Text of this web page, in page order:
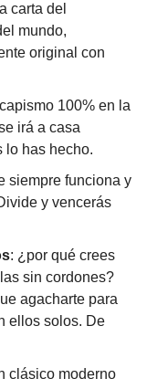
carta del
mundo,
original con
100% en la
irá a casa
lo has hecho.
siempre funciona y
y vencerás
: ¿por qué crees
sin cordones?
agacharte para
ellos solos. De
clásico moderno